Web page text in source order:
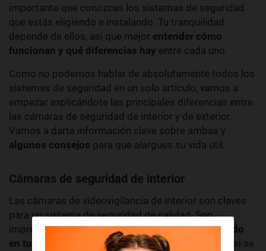
importante que conozcas los sistemas de seguridad
que estás eligiendo e instalando. Tu tranquilidad
depende de ellos, así que mejor entender cómo
funcionan y qué diferencias hay entre cada uno.
Como no podemos hablar de absolutamente todos los
sistemas de seguridad en un solo artículo, vamos a
empezar explicándote las principales diferencias entre
las cámaras de seguridad de interior y de exterior.
Vamos a darte información clave sobre ambas y
algunos consejos para que alargues su vida útil.
Cámaras de seguridad de interior
Las cámaras de videovigilancia de interior son claves
para un sistema de seguridad de calidad. Son
imprescindibles para poder saberqué está pasando
en tu vivienda
cuando no estás en casa. Además, si se